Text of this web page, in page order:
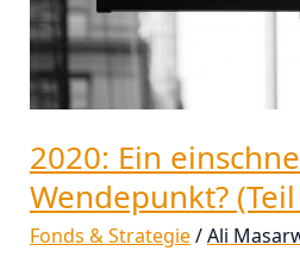
2020: Ein
Wendepunkt?
Fonds & Strategie/Ali